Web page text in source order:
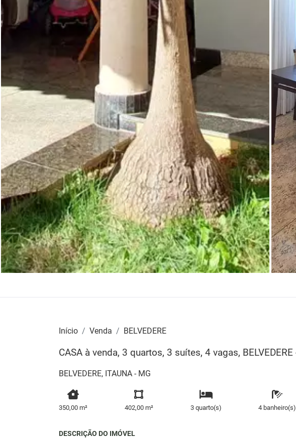
Início Venda BELVEDERE
CASA à venda, 3 quartos, 3 suítes, 4 vagas,
BELVEDERE, ITAUNA - MG
350,00 m² 402,00 m² 3 quarto(s) 4 banheiro(s)
DESCRIÇÃO DO IMÓVEL